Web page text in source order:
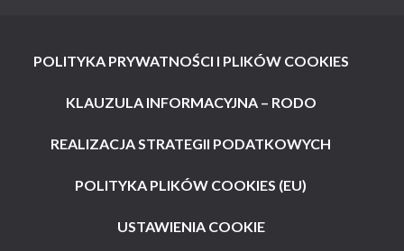
POLITYKA PRYWATNOŚCI I PLIKÓW COOKIES
KLAUZULA INFORMACYJNA – RODO
REALIZACJA STRATEGII PODATKOWYCH
POLITYKA PLIKÓW COOKIES (EU)
USTAWIENIA COOKIE